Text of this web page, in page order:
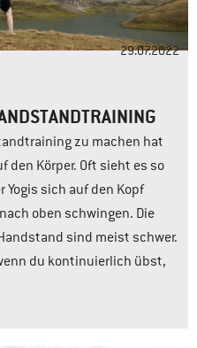
29.07.2022
zu machen hat
den Körper. Oft sieht es so
Yogis sich auf den Kopf
oben schwingen. Die
sind meist schwer.
du kontinuierlich übst,